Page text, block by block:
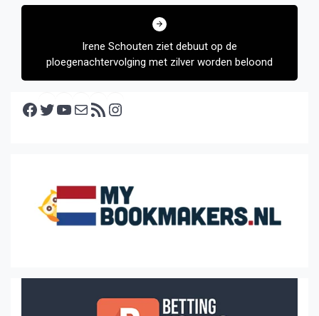
Irene Schouten ziet debuut op de
ploegenachtervolging met zilver worden beloond
Facebook Twitter YouTube E-mail RSS feed